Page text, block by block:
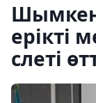
ерікті
слеті